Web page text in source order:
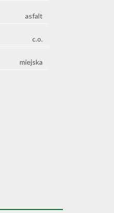
asfalt
c.o.
miejska